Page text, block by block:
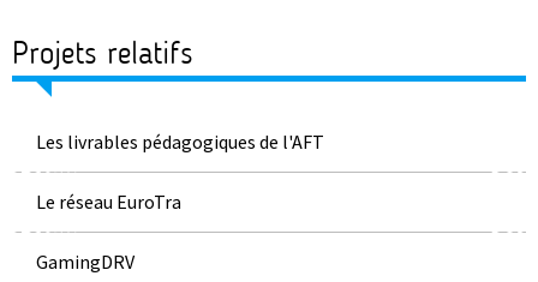
Projets relatifs
Les livrables pédagogiques de l'AFT
Le réseau EuroTra
GamingDRV